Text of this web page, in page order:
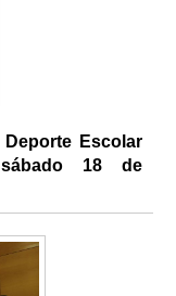
Escolar
18 de